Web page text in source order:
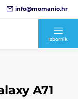
info@momanio.hr
Izbornik
A71